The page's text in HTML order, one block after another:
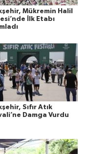
Mükremin Halil
İlk Etabı
Sıfır Atık
Damga Vurdu